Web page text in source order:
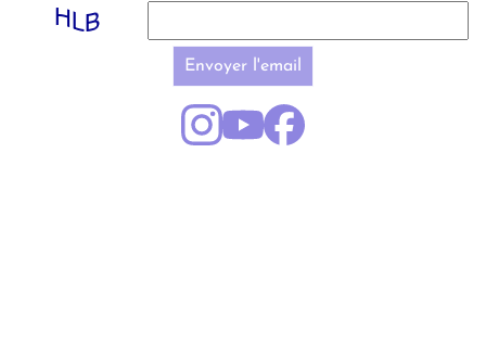
Envoyer l'email